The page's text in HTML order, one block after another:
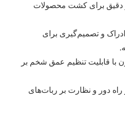
دقیق برای کشت محصولات
و تصمیم‌گیری برای
قابلیت تنظیم عمق شخم بر
دور و نظارت بر ربات‌های